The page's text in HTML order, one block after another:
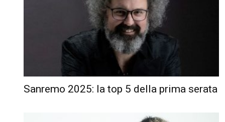
Sanremo 2025: la top 5 della prima serata